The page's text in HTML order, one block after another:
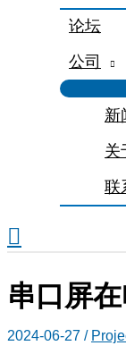
论坛
公司
新
关
联
搜
串口屏
2024-06-27 /